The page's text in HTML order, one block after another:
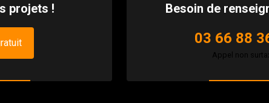
projets ! Besoin de
03 66 88
Appel non